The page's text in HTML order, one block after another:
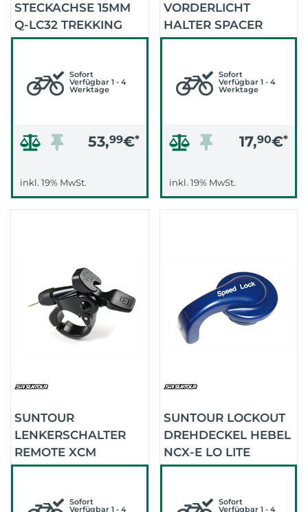
STECKACHSE 15MM
Q-LC32 TREKKING
KPL. 100MM (.)
Sofort
Verfügbar 1 - 4
Werktage
53,99€*
inkl. 19% MwSt.
VORDERLICHT
HALTER SPACER
TWO AHEAD SPACER
Sofort
Verfügbar 1 - 4
Werktage
17,90€*
inkl. 19% MwSt.
SUNTOUR
LENKERSCHALTER
REMOTE XCM
LOGOUT (SCHWARZ)
Sofort
Verfügbar 1 - 4
SUNTOUR LOCKOUT
DREHDECKEL HEBEL
NCX-E LO LITE
(BLAU)
Sofort
Verfügbar 1 - 4